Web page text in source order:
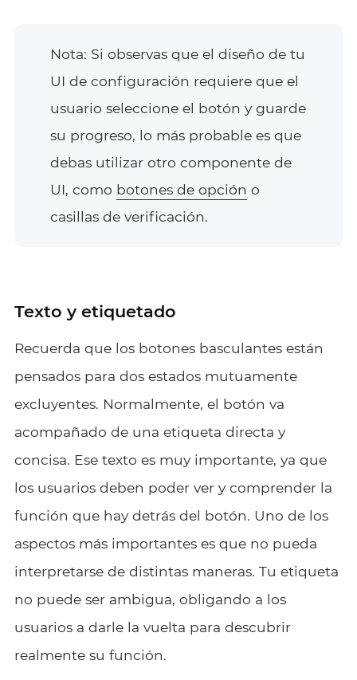
Nota: Si observas que el diseño de tu
UI de configuración requiere que el
usuario seleccione el botón y guarde
su progreso, lo más probable es que
debas utilizar otro componente de
UI, como botones de opción o
casillas de verificación.
Texto y etiquetado
Recuerda que los botones basculantes están
pensados para dos estados mutuamente
excluyentes. Normalmente, el botón va
acompañado de una etiqueta directa y
concisa. Ese texto es muy importante, ya que
los usuarios deben poder ver y comprender la
función que hay detrás del botón. Uno de los
aspectos más importantes es que no pueda
interpretarse de distintas maneras. Tu etiqueta
no puede ser ambigua, obligando a los
usuarios a darle la vuelta para descubrir
realmente su función.